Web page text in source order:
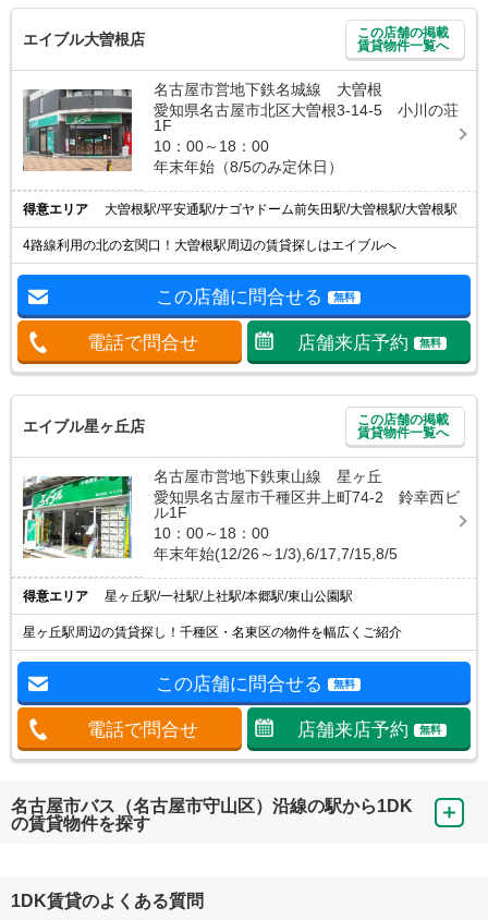
エイブル大曽根店
この店舗の掲載
賃貸物件一覧へ
名古屋市営地下鉄名城線 大曽根
愛知県名古屋市北区大曽根3-14-5 小川の荘
1F
10：00～18：00
年末年始（8/5のみ定休日）
得意エリア 大曽根駅/平安通駅/ナゴヤドーム前矢田駅/大曽根駅/大曽根駅
4路線利用の北の玄関口！大曽根駅周辺の賃貸探しはエイブルへ
この店舗に問合せる 無料
電話で問合せ 店舗来店予約 無料
エイブル星ヶ丘店
この店舗の掲載
賃貸物件一覧へ
名古屋市営地下鉄東山線 星ヶ丘
愛知県名古屋市千種区井上町74-2 鈴幸西ビ
ル1F
10：00～18：00
年末年始(12/26～1/3),6/17,7/15,8/5
得意エリア 星ヶ丘駅/一社駅/上社駅/本郷駅/東山公園駅
星ヶ丘駅周辺の賃貸探し！千種区・名東区の物件を幅広くご紹介
この店舗に問合せる 無料
電話で問合せ 店舗来店予約 無料
名古屋市バス（名古屋市守山区）沿線の駅から1DK
の賃貸物件を探す
1DK賃貸のよくある質問